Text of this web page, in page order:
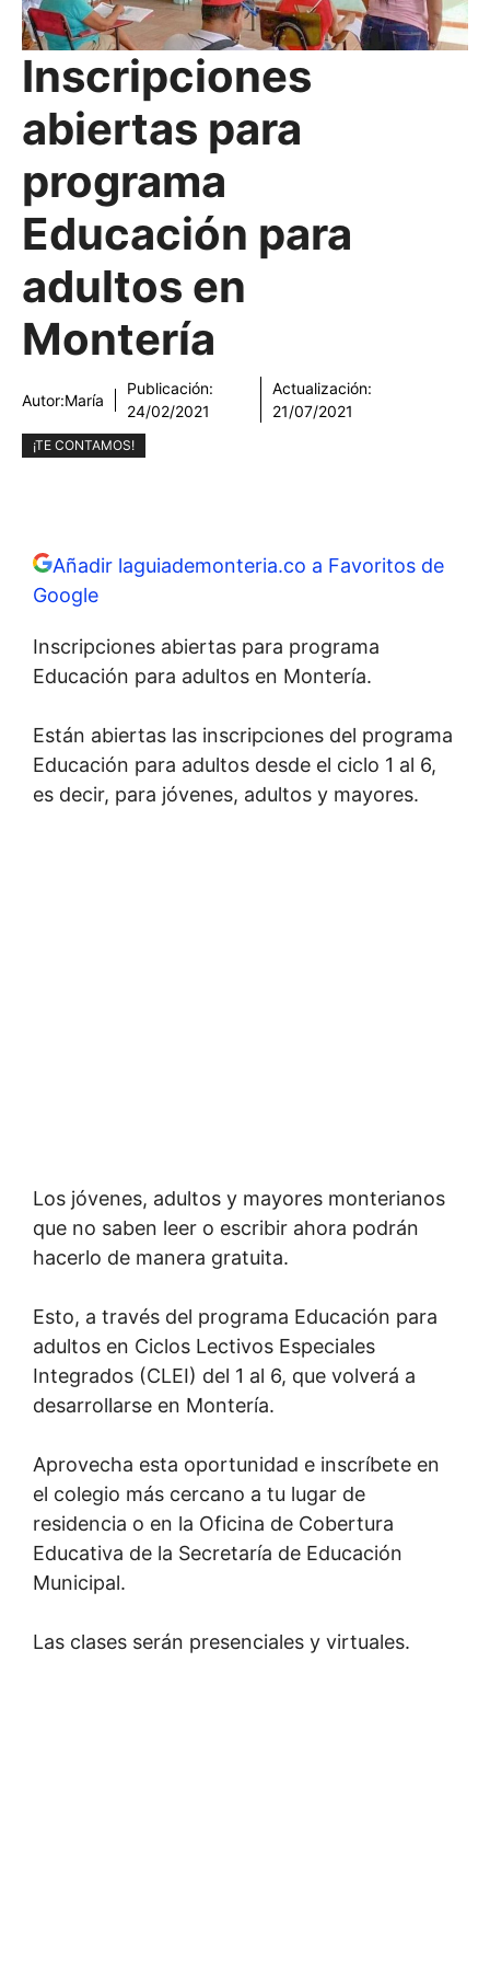
Inscripciones
abiertas para
programa
Educación para
adultos en
Montería
Autor:María
Publicación:
24/02/2021
Actualización:
21/07/2021
¡TE CONTAMOS!
Añadir laguiademonteria.co a Favoritos de
Google
Inscripciones abiertas para programa
Educación para adultos en Montería.
Están abiertas las inscripciones del programa
Educación para adultos desde el ciclo 1 al 6,
es decir, para jóvenes, adultos y mayores.
Los jóvenes, adultos y mayores monterianos
que no saben leer o escribir ahora podrán
hacerlo de manera gratuita.
Esto, a través del programa Educación para
adultos en Ciclos Lectivos Especiales
Integrados (CLEI) del 1 al 6, que volverá a
desarrollarse en Montería.
Aprovecha esta oportunidad e inscríbete en
el colegio más cercano a tu lugar de
residencia o en la Oficina de Cobertura
Educativa de la Secretaría de Educación
Municipal.
Las clases serán presenciales y virtuales.